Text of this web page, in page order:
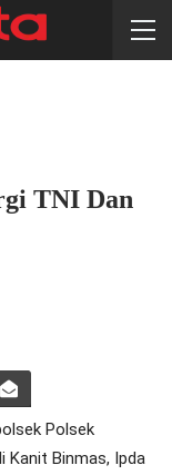
TNI Dan
Polsek
Kanit Binmas, Ipda